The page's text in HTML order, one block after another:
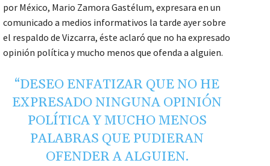
por México, Mario Zamora Gastélum, expresara en un
comunicado a medios informativos la tarde ayer sobre
el respaldo de Vizcarra, éste aclaró que no ha expresado
opinión política y mucho menos que ofenda a alguien.
“DESEO ENFATIZAR QUE NO HE
EXPRESADO NINGUNA OPINIÓN
POLÍTICA Y MUCHO MENOS
PALABRAS QUE PUDIERAN
OFENDER A ALGUIEN.